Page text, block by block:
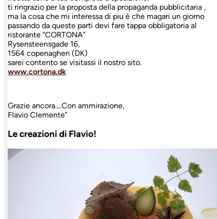
ti ringrazio per la proposta della propaganda pubblicitaria ,
ma la cosa che mi interessa di piu è che magari un giorno
passando da queste parti devi fare tappa obbligatoria al
ristorante “CORTONA”
Rysensteensgade 16,
1564 copenaghen (DK)
sarei contento se visitassi il nostro sito.
www.cortona.dk
Grazie ancora….Con ammirazione,
Flavio Clemente”
Le creazioni di Flavio!